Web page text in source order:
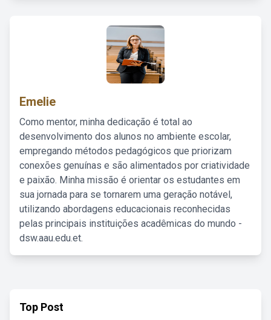
Emelie
Como mentor, minha dedicação é total ao
desenvolvimento dos alunos no ambiente escolar,
empregando métodos pedagógicos que priorizam
conexões genuínas e são alimentados por criatividade
e paixão. Minha missão é orientar os estudantes em
sua jornada para se tornarem uma geração notável,
utilizando abordagens educacionais reconhecidas
pelas principais instituições acadêmicas do mundo -
dsw.aau.edu.et.
Top Post